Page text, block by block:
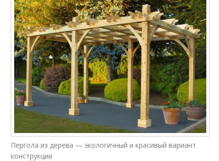
Пергола из дерева — экологичный и красивый вариант
конструкции